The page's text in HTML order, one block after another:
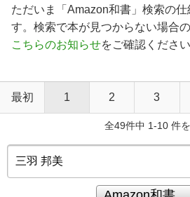
ただいま「Amazon和書」検索の
す。検索で本が見つからない場合
こちらのお知らせをご確認ください
最初 1 2 3
全49件中 1-10 件